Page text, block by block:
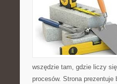
wszędzie tam, gdzie liczy
procesów. Strona prezentuje